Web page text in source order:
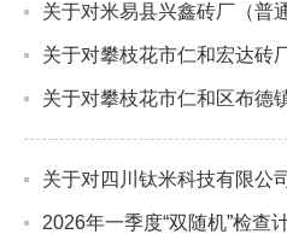
关于对米易县兴鑫砖厂（普
关于对攀枝花市仁和宏达砖
关于对攀枝花市仁和区布德
关于对四川钛米科技有限公
2026年一季度“双随机”检查